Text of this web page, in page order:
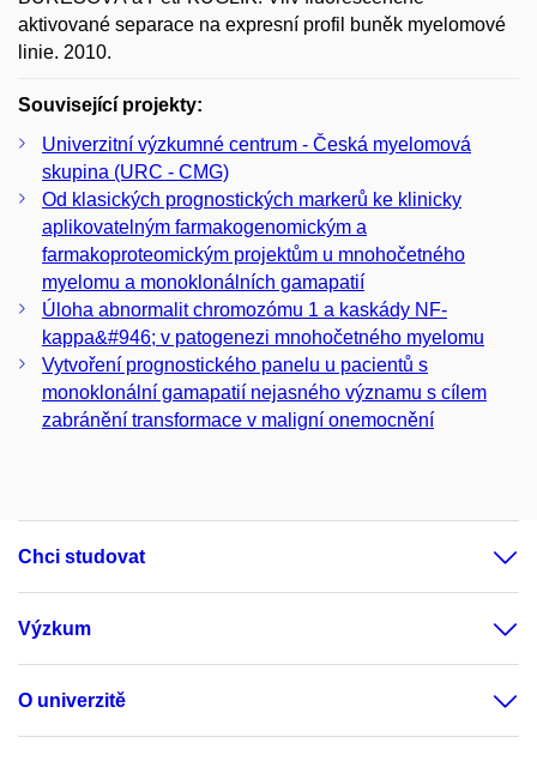
aktivované separace na expresní profil buněk myelomové
linie. 2010.
Související projekty:
Univerzitní výzkumné centrum - Česká myelomová
skupina (URC - CMG)
Od klasických prognostických markerů ke klinicky
aplikovatelným farmakogenomickým a
farmakoproteomickým projektům u mnohočetného
myelomu a monoklonálních gamapatií
Úloha abnormalit chromozómu 1 a kaskády NF-
kappa&#946; v patogenezi mnohočetného myelomu
Vytvoření prognostického panelu u pacientů s
monoklonální gamapatií nejasného významu s cílem
zabránění transformace v maligní onemocnění
Chci studovat
Výzkum
O univerzitě